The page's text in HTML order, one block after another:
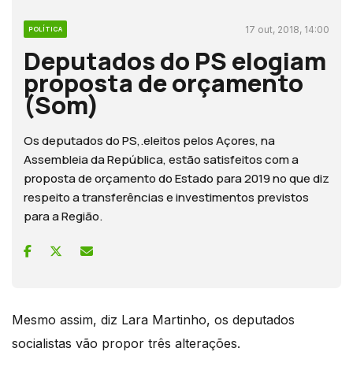
POLÍTICA 17 out, 2018, 14:00
Deputados do PS elogiam
proposta de orçamento
(Som)
Os deputados do PS,.eleitos pelos Açores, na
Assembleia da República, estão satisfeitos com a
proposta de orçamento do Estado para 2019 no que diz
respeito a transferências e investimentos previstos
para a Região.
Mesmo assim, diz Lara Martinho, os deputados
socialistas vão propor três alterações.